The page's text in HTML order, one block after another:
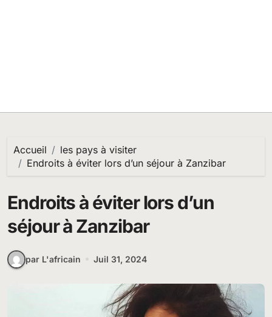
Accueil
les pays à visiter
Endroits à éviter lors d’un séjour à Zanzibar
Endroits à éviter lors d’un
séjour à Zanzibar
par L'africain Juil 31, 2024